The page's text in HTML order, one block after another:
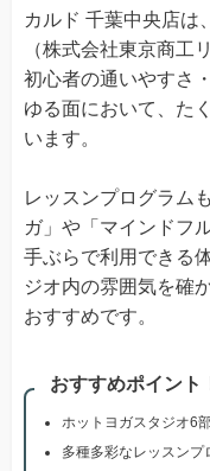
カルド 千葉中央店は
（株式会社東京商工
初心者の通いやすさ
ゆる面において、た
います。
レッスンプログラム
ガ」や「マインドフ
手ぶらで利用できる
ジオ内の雰囲気を確
おすすめです。
おすすめポイント
ホットヨガスタジオ6
多種多彩なレッスンプ